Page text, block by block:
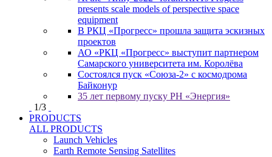
presents scale models of perspective space
equipment
В РКЦ «Прогресс» прошла защита эскизных
проектов
АО «РКЦ «Прогресс» выступит партнером
Самарского университета им. Королёва
Состоялся пуск «Союза-2» с космодрома
Байконур
35 лет первому пуску РН «Энергия»
1/3
PRODUCTS
ALL PRODUCTS
Launch Vehicles
Earth Remote Sensing Satellites